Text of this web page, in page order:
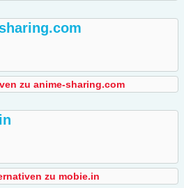
zu anime-sharing.com
zu mobie.in